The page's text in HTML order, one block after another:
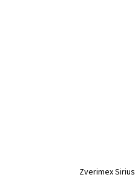
Zverimex Sirius